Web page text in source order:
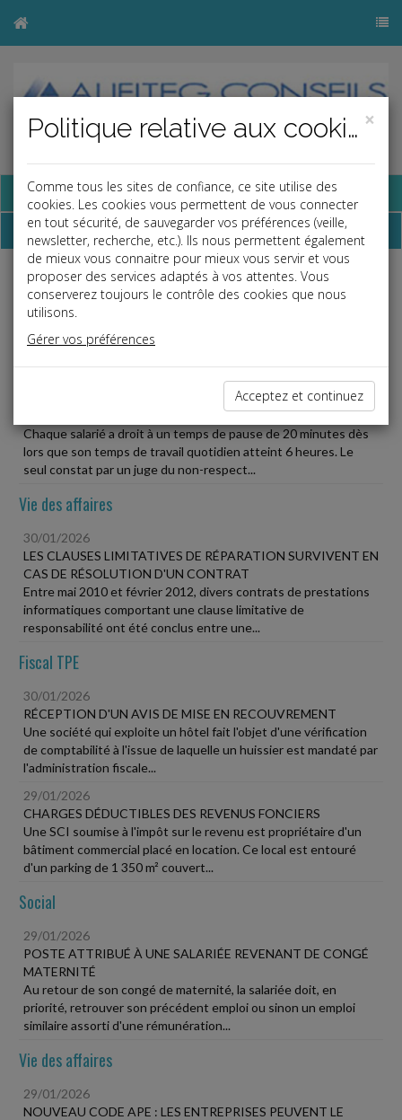
Base documentaire
Dépêches
Liste des dernières dépêches
Social
TEMPS DE PAUSE NON RESPECTÉ = RÉPARATION
Chaque salarié a droit à un temps de pause de 20 minutes dès
lors que son temps de travail quotidien atteint 6 heures. Le
seul constat par un juge du non-respect...
Vie des affaires
30/01/2026
LES CLAUSES LIMITATIVES DE RÉPARATION SURVIVENT EN
CAS DE RÉSOLUTION D'UN CONTRAT
Entre mai 2010 et février 2012, divers contrats de prestations
informatiques comportant une clause limitative de
responsabilité ont été conclus entre une...
Fiscal TPE
30/01/2026
RÉCEPTION D'UN AVIS DE MISE EN RECOUVREMENT
Une société qui exploite un hôtel fait l'objet d'une vérification
de comptabilité à l'issue de laquelle un huissier est mandaté par
l'administration fiscale...
29/01/2026
CHARGES DÉDUCTIBLES DES REVENUS FONCIERS
Une SCI soumise à l'impôt sur le revenu est propriétaire d'un
bâtiment commercial placé en location. Ce local est entouré
d'un parking de 1 350 m² couvert...
Social
29/01/2026
POSTE ATTRIBUÉ À UNE SALARIÉE REVENANT DE CONGÉ
MATERNITÉ
Au retour de son congé de maternité, la salariée doit, en
priorité, retrouver son précédent emploi ou sinon un emploi
similaire assorti d'une rémunération...
Vie des affaires
29/01/2026
NOUVEAU CODE APE : LES ENTREPRISES PEUVENT LE
×
Politique relative aux cookies
Comme tous les sites de confiance, ce site utilise des
cookies. Les cookies vous permettent de vous connecter
en tout sécurité, de sauvegarder vos préférences (veille,
newsletter, recherche, etc.). Ils nous permettent également
de mieux vous connaitre pour mieux vous servir et vous
proposer des services adaptés à vos attentes. Vous
conserverez toujours le contrôle des cookies que nous
utilisons.
Gérer vos préférences
Acceptez et continuez